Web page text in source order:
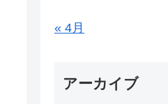
« 4月
アーカイブ